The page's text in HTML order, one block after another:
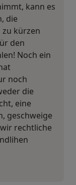
kann es
die
zu kürzen
den
Noch ein
noch
die
eine
geschweige
rechtliche